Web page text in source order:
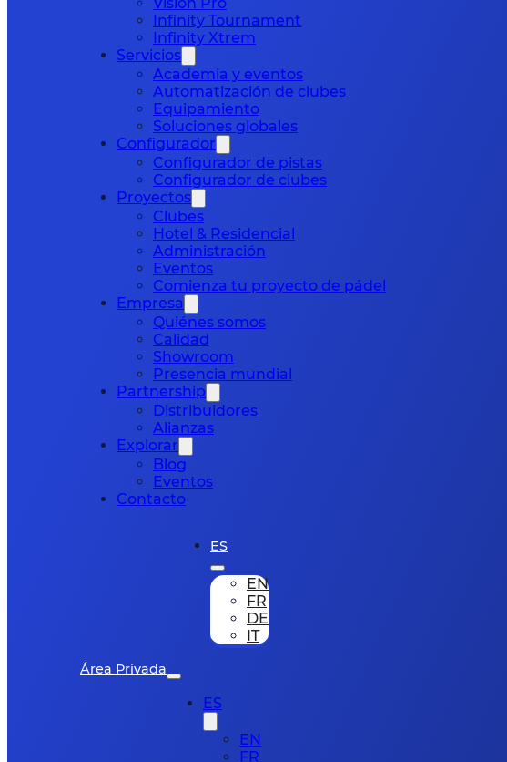
Infinity Tournament
Infinity Xtrem
Servicios
Academia y eventos
Automatización de clubes
Equipamiento
Soluciones globales
Configurador
Configurador de pistas
Configurador de clubes
Proyectos
Clubes
Hotel & Residencial
Administración
Eventos
Comienza tu proyecto de pádel
Empresa
Quiénes somos
Calidad
Showroom
Presencia mundial
Partnership
Distribuidores
Alianzas
Explorar
Blog
Eventos
Contacto
Área Privada
ES
EN
FR
DE
IT
ES
EN
FR